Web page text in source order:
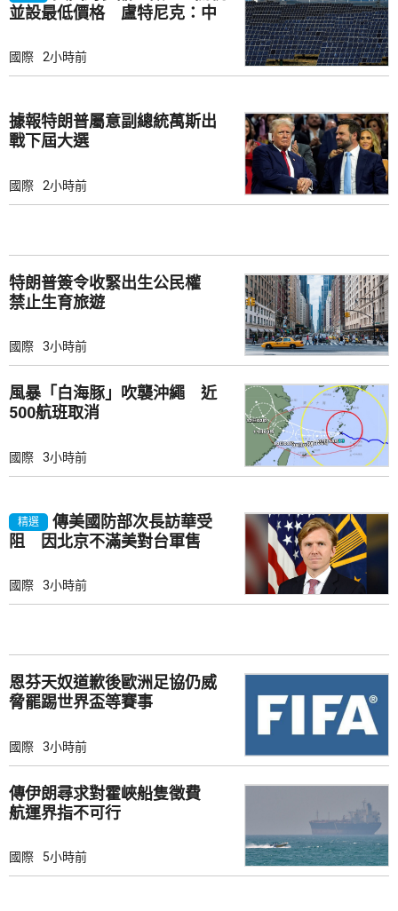
並設最低價格 盧特尼克：中
國際 2小時前
據報特朗普屬意副總統萬斯出
戰下屆大選
國際 2小時前
特朗普簽令收緊出生公民權
禁止生育旅遊
國際 3小時前
風暴「白海豚」吹襲沖繩 近
500航班取消
國際 3小時前
精選
傳美國防部次長訪華受
阻 因北京不滿美對台軍售
國際 3小時前
恩芬天奴道歉後歐洲足協仍威
脅罷踢世界盃等賽事
國際 3小時前
傳伊朗尋求對霍峽船隻徵費
航運界指不可行
國際 5小時前